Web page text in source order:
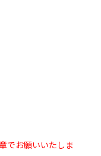
でお願いいたしま